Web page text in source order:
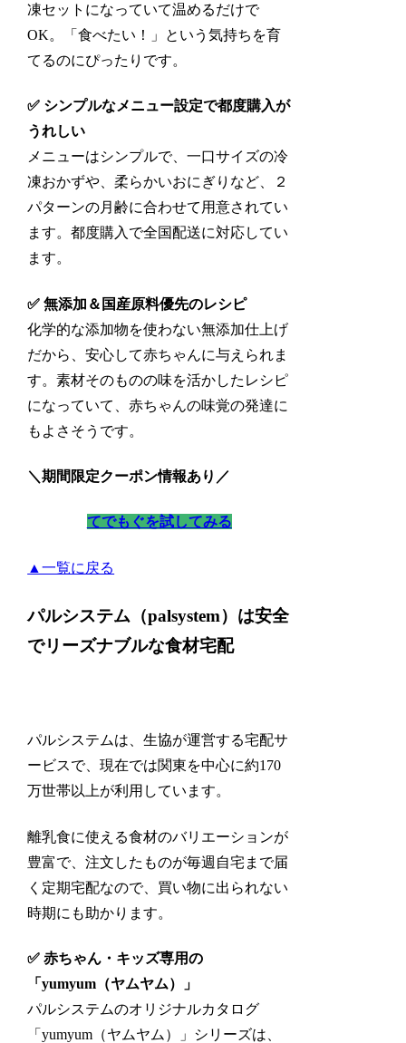
凍セットになっていて温めるだけで
OK。「食べたい！」という気持ちを育
てるのにぴったりです。
✅ シンプルなメニュー設定で都度購入が
うれしい
メニューはシンプルで、一口サイズの冷
凍おかずや、柔らかいおにぎりなど、２
パターンの月齢に合わせて用意されてい
ます。都度購入で全国配送に対応してい
ます。
✅ 無添加＆国産原料優先のレシピ
化学的な添加物を使わない無添加仕上げ
だから、安心して赤ちゃんに与えられま
す。素材そのものの味を活かしたレシピ
になっていて、赤ちゃんの味覚の発達に
もよさそうです。
＼期間限定クーポン情報あり／
てでもぐを試してみる
▲一覧に戻る
パルシステム（palsystem）は安全
でリーズナブルな食材宅配
パルシステムは、生協が運営する宅配サ
ービスで、現在では関東を中心に約170
万世帯以上が利用しています。
離乳食に使える食材のバリエーションが
豊富で、注文したものが毎週自宅まで届
く定期宅配なので、買い物に出られない
時期にも助かります。
✅ 赤ちゃん・キッズ専用の
「yumyum（ヤムヤム）」
パルシステムのオリジナルカタログ
「yumyum（ヤムヤム）」シリーズは、